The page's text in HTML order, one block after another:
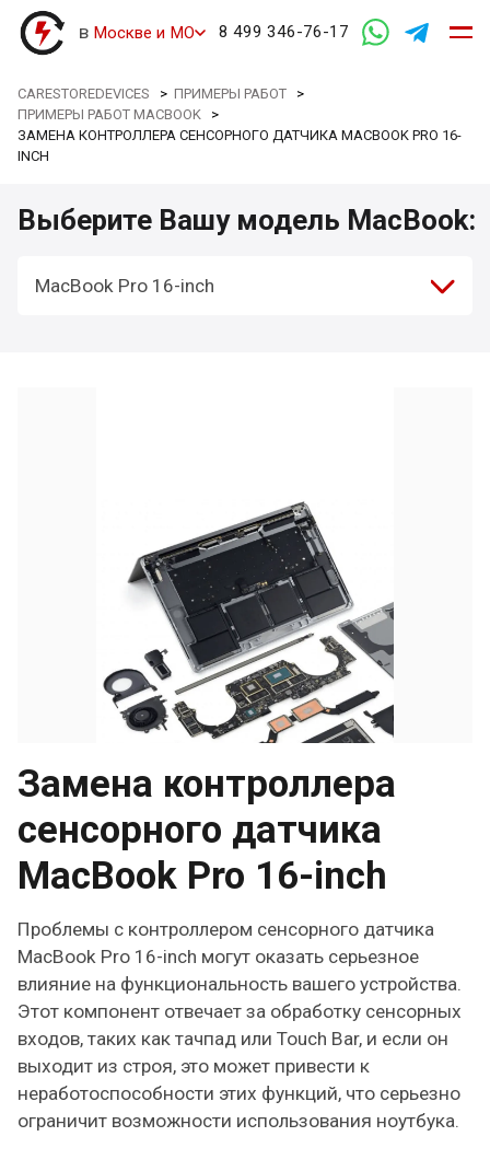
в Москве и МО 8 499 346-76-17
CARESTOREDEVICES >ПРИМЕРЫ РАБОТ >
ПРИМЕРЫ РАБОТ MACBOOK >
ЗАМЕНА КОНТРОЛЛЕРА СЕНСОРНОГО ДАТЧИКА MACBOOK PRO 16-
INCH
Выберите Вашу модель MacBook:
MacBook Pro 16-inch
Замена контроллера
сенсорного датчика
MacBook Pro 16-inch
Проблемы с контроллером сенсорного датчика
MacBook Pro 16-inch могут оказать серьезное
влияние на функциональность вашего устройства.
Этот компонент отвечает за обработку сенсорных
входов, таких как тачпад или Touch Bar, и если он
выходит из строя, это может привести к
неработоспособности этих функций, что серьезно
ограничит возможности использования ноутбука.